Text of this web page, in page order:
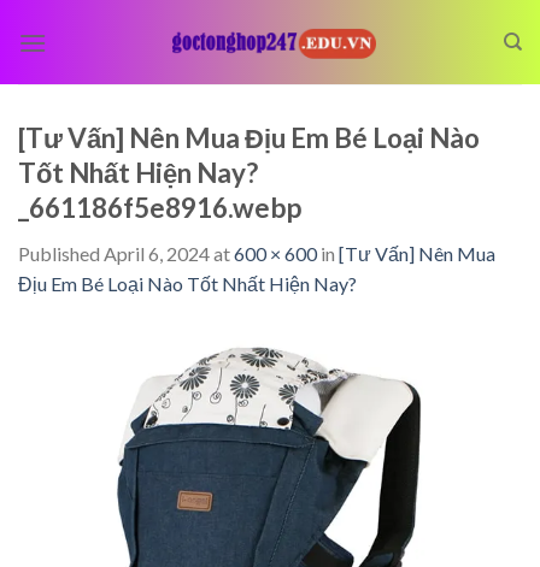
[Tư Vấn] Nên Mua Địu Em Bé Loại Nào
Tốt Nhất Hiện Nay?
_661186f5e8916.webp
Published April 6, 2024at600 × 600in [Tư Vấn] Nên Mua
Địu Em Bé Loại Nào Tốt Nhất Hiện Nay?